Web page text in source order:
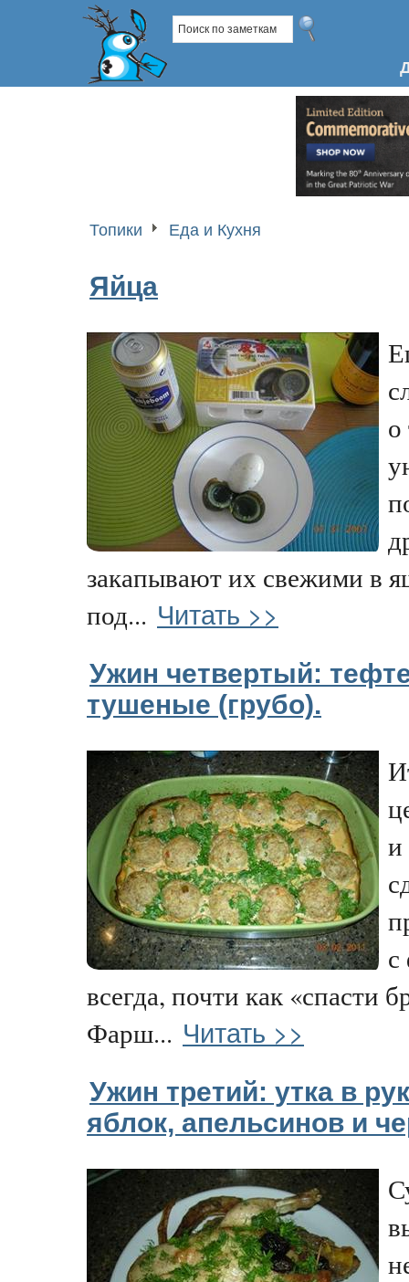
Топики Еда и Кухня
Яйца
о
закапывают их свежими в
под... Читать >>
Ужин четвертый:
тушеные (грубо).
и
всегда, почти как «спасти
Фарш... Читать >>
Ужин третий: утка в
яблок, апельсинов и